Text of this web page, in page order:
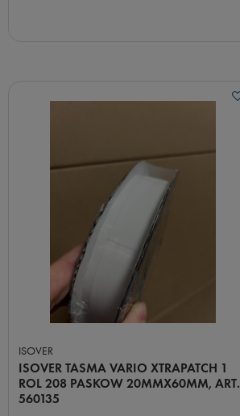
ISOVER
ISOVER TASMA VARIO XTRAPATCH 1
ROL 208 PASKOW 20MMX60MM, ART.
560135